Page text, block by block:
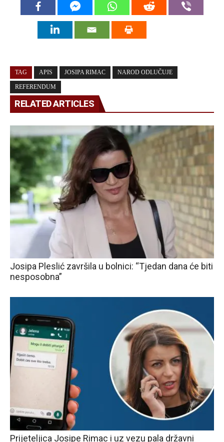
TAG APIS JOSIPA RIMAC NAROD ODLUČUJE
REFERENDUM
RELATED ARTICLES
Josipa Pleslić završila u bolnici: “Tjedan dana će biti
nesposobna”
Prijeteljica Josipe Rimac i uz vezu pala državni